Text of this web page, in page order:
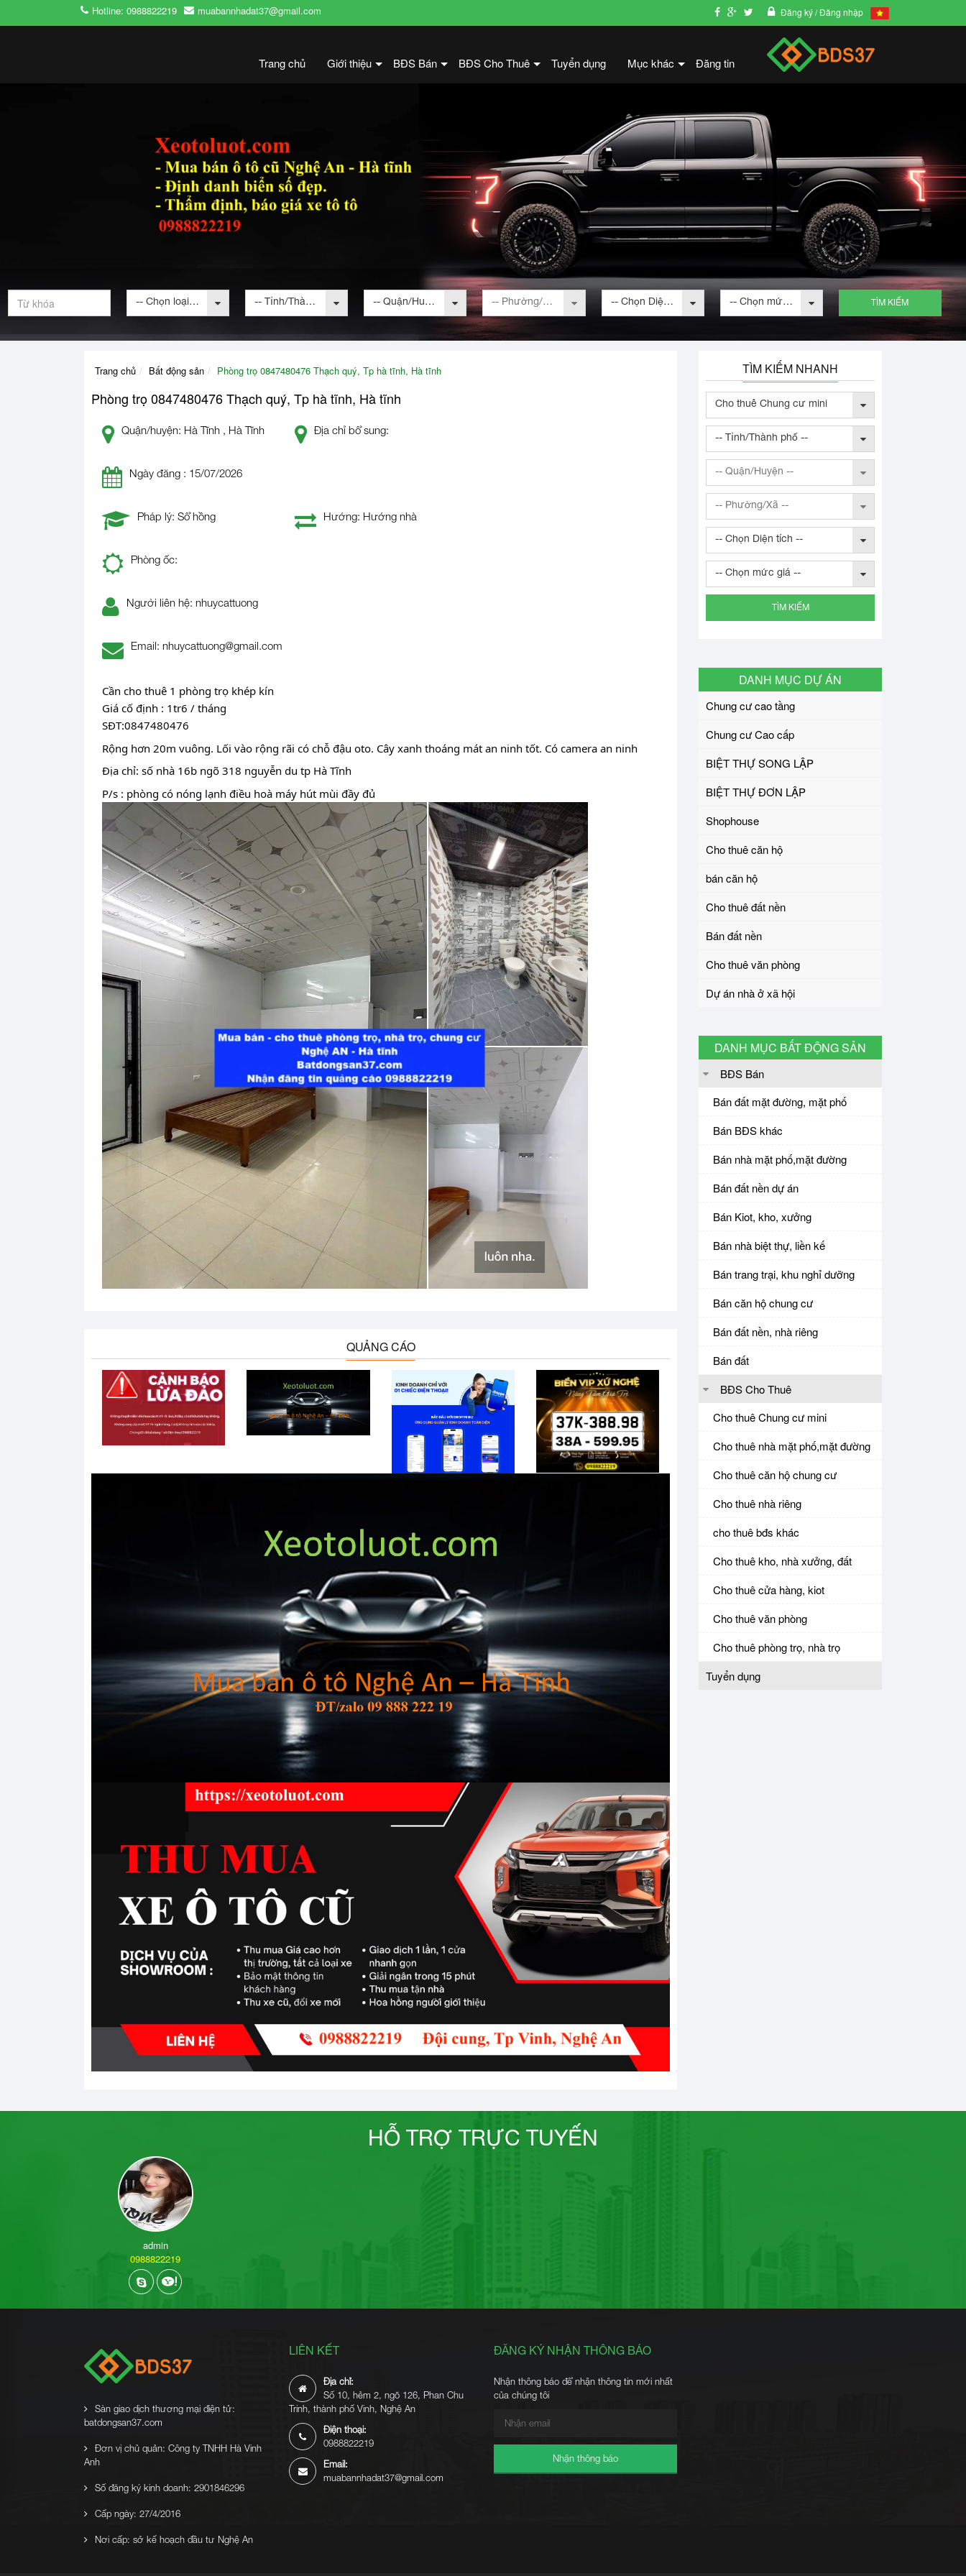
Hotline: 0988822219 muabannhadat37@gmail.com Đăng ký/ Đăng nhập
Trang chủ Giới thiệu BĐS Bán BĐS Cho Thuê Tuyển dụng Mục khác Đăng tin
-- Chọn loại bất động sản -- -- Tỉnh/Thành phố -- -- Quận/Huyện -- -- Phường/Xã -- -- Chọn Diện tích -- -- Chọn mức giá -- TÌM KIẾM
Trang chủ Bất động sản Phòng trọ 0847480476 Thạch quý, Tp hà tĩnh, Hà tĩnh
Phòng trọ 0847480476 Thạch quý, Tp hà tĩnh, Hà tĩnh
Quận/huyện: Hà Tĩnh , Hà Tĩnh Địa chỉ bổ sung:
Ngày đăng : 15/07/2026
Pháp lý: Sổ hồng Hướng: Hướng nhà
Phòng ốc:
Người liên hệ: nhuycattuong
Email: nhuycattuong@gmail.com
Cần cho thuê 1 phòng trọ khép kín
Giá cố định : 1tr6 / tháng
SĐT:0847480476
Rộng hơn 20m vuông. Lối vào rộng rãi có chỗ đậu oto. Cây xanh thoáng mát an ninh tốt. Có camera an ninh
Địa chỉ: số nhà 16b ngõ 318 nguyễn du tp Hà Tĩnh
P/s : phòng có nóng lạnh điều hoà máy hút mùi đầy đủ
QUẢNG CÁO
TÌM KIẾM NHANH
Cho thuê Chung cư mini
-- Tỉnh/Thành phố --
-- Quận/Huyện --
-- Phường/Xã --
-- Chọn Diện tích --
-- Chọn mức giá --
TÌM KIẾM
DANH MỤC DỰ ÁN
Chung cư cao tầng
Chung cư Cao cấp
BIỆT THỰ SONG LẬP
BIỆT THỰ ĐƠN LẬP
Shophouse
Cho thuê căn hộ
bán căn hộ
Cho thuê đất nền
Bán đất nền
Cho thuê văn phòng
Dự án nhà ở xã hội
DANH MỤC BẤT ĐỘNG SẢN
BĐS Bán
Bán đất mặt đường, mặt phố
Bán BĐS khác
Bán nhà mặt phố,mặt đường
Bán đất nền dự án
Bán Kiot, kho, xưởng
Bán nhà biệt thự, liền kế
Bán trang trại, khu nghỉ dưỡng
Bán căn hộ chung cư
Bán đất nền, nhà riêng
Bán đất
BĐS Cho Thuê
Cho thuê Chung cư mini
Cho thuê nhà mặt phố,mặt đường
Cho thuê căn hộ chung cư
Cho thuê nhà riêng
cho thuê bđs khác
Cho thuê kho, nhà xưởng, đất
Cho thuê cửa hàng, kiot
Cho thuê văn phòng
Cho thuê phòng trọ, nhà trọ
Tuyển dụng
HỖ TRỢ TRỰC TUYẾN
admin
0988822219
Sàn giao dịch thương mại điện tử:
batdongsan37.com
Đơn vị chủ quản: Công ty TNHH Hà Vinh
Anh
Số đăng ký kinh doanh: 2901846296
Cấp ngày: 27/4/2016
Nơi cấp: sở kế hoạch đầu tư Nghệ An
LIÊN KẾT
Địa chỉ:
Số 10, hẻm 2, ngõ 126, Phan Chu
Trinh, thành phố Vinh, Nghệ An
Điện thoại:
0988822219
Email:
muabannhadat37@gmail.com
ĐĂNG KÝ NHẬN THÔNG BÁO
Nhận thông báo để nhận thông tin mới nhất
của chúng tôi
Nhận thông báo